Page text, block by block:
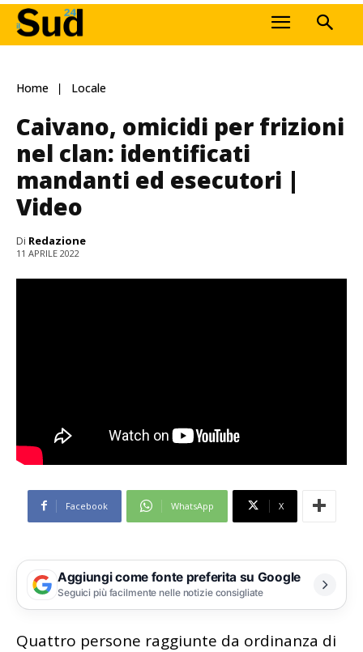
Home Locale
Caivano, omicidi per frizioni
nel clan: identificati
mandanti ed esecutori |
Video
Di Redazione
11 APRILE 2022
Facebook WhatsApp X
Aggiungi come fonte preferita su Google
Seguici più facilmente nelle notizie consigliate
Quattro persone raggiunte da ordinanza di